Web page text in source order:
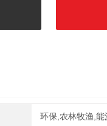
环保,农林牧渔,能